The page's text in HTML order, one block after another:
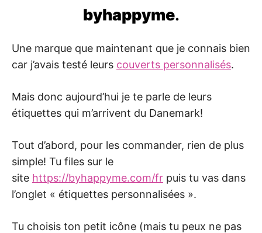
byhappyme.
Une marque que maintenant que je connais bien
car j’avais testé leurs couverts personnalisés.
Mais donc aujourd’hui je te parle de leurs
étiquettes qui m’arrivent du Danemark!
Tout d’abord, pour les commander, rien de plus
simple! Tu files sur le
site https://byhappyme.com/fr puis tu vas dans
l’onglet « étiquettes personnalisées ».
Tu choisis ton petit icône (mais tu peux ne pas